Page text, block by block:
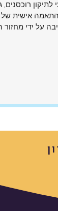
לתיקון רוכסנים,
אישית של
על ידי